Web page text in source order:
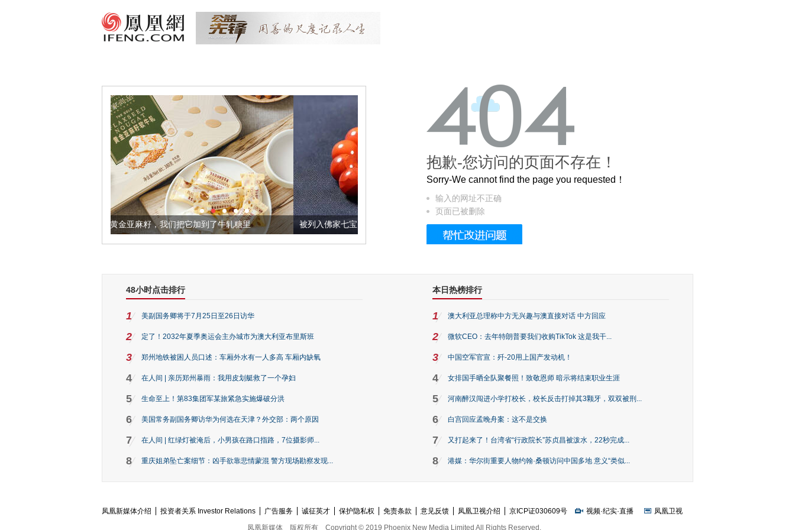
身体更健康的黄金亚麻籽，我们把它加到了牛轧糖里 被列入佛家七宝的它到底有多美？ 这个3.2米的长卷，还原了600岁的紫禁城
抱歉-您访问的页面不存在！
Sorry-We cannot find the page you requested！
输入的网址不正确
页面已被删除
48小时点击排行
1 美副国务卿将于7月25日至26日访华
2 定了！2032年夏季奥运会主办城市为澳大利亚布里斯班
3 郑州地铁被困人员口述：车厢外水有一人多高 车厢内缺氧
4 在人间 | 亲历郑州暴雨：我用皮划艇救了一个孕妇
5 生命至上！第83集团军某旅紧急实施爆破分洪
6 美国常务副国务卿访华为何选在天津？外交部：两个原因
7 在人间 | 红绿灯被淹后，小男孩在路口指路，7位摄影师...
8 重庆姐弟坠亡案细节：凶手欲靠悲情蒙混 警方现场勘察发现...
本日热榜排行
1 澳大利亚总理称中方无兴趣与澳直接对话 中方回应
2 微软CEO：去年特朗普要我们收购TikTok 这是我干...
3 中国空军官宣：歼-20用上国产发动机！
4 女排国手晒全队聚餐照！致敬恩师 暗示将结束职业生涯
5 河南醉汉闯进小学打校长，校长反击打掉其3颗牙，双双被刑...
6 白宫回应孟晚舟案：这不是交换
7 又打起来了！台湾省“行政院长”苏贞昌被泼水，22秒完成...
8 港媒：华尔街重要人物约翰·桑顿访问中国多地 意义“类似...
凤凰新媒体介绍 投资者关系 Investor Relations 广告服务 诚征英才 保护隐私权 免责条款 意见反馈 凤凰卫视介绍 京ICP证030609号 视频·纪实·直播
凤凰卫视
凤凰新媒体
版权所有 Copyright © 2019 Phoenix New Media Limited All Rights Reserved.